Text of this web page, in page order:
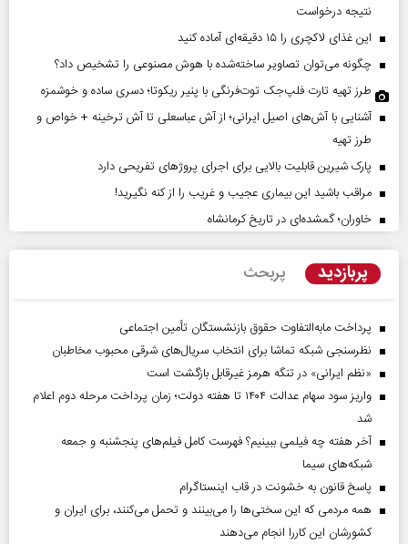
نتیجه درخواست
این غذای لاکچری را ۱۵ دقیقه‌ای آماده کنید
چگونه می‌توان تصاویر ساخته‌شده با هوش مصنوعی را تشخیص داد؟
طرز تهیه تارت فلپ‌جک توت‌فرنگی با پنیر ریکوتا؛ دسری ساده و خوشمزه
آشنایی با آش‌های اصیل ایرانی؛ از آش عباسعلی تا آش ترخینه + خواص و
طرز تهیه
پارک شیرین قابلیت‌ بالایی برای اجرای پروژهای تفریحی دارد
مراقب باشید این بیماری عجیب و غریب را از کنه نگیرید!
خاوران؛ گمشده‌ای در تاریخ کرمانشاه
پربازدید پربحث
پرداخت مابه‌التفاوت حقوق بازنشستگان تأمین اجتماعی
نظرسنجی شبکه تماشا برای انتخاب سریال‌های شرقی محبوب مخاطبان
«نظم ایرانی» در تنگه هرمز غیرقابل بازگشت است
واریز سود سهام عدالت ۱۴۰۴ تا هفته دولت؛ زمان پرداخت مرحله دوم اعلام
شد
آخر هفته چه فیلمی ببینیم؟ فهرست کامل فیلم‌های پنجشنبه و جمعه
شبکه‌های سیما
پاسخ قانون به خشونت در قاب اینستاگرام
همه مردمی که این سختی‌ها را می‌بینند و تحمل می‌کنند، برای ایران و
کشورشان این کاررا انجام می‌دهند